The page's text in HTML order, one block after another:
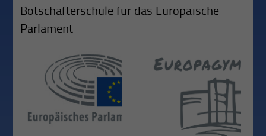
Botschafterschule für das Europäische
Parlament